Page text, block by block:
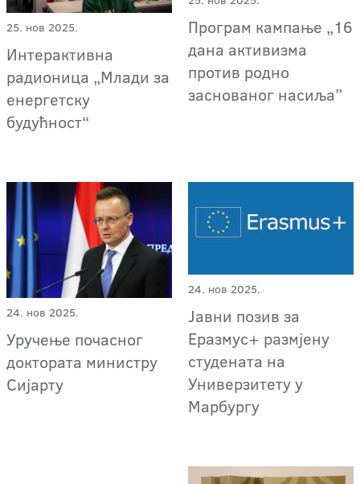
25. нов 2025.
Интерактивна
радионица „Млади за
енергетску
будућност“
Програм кампање „16
дана активизма
против родно
заснованог насиља”
24. нов 2025.
Уручење почасног
доктората министру
Сијарту
24. нов 2025.
Јавни позив за
Еразмус+ размјену
студената на
Универзитету у
Марбургу